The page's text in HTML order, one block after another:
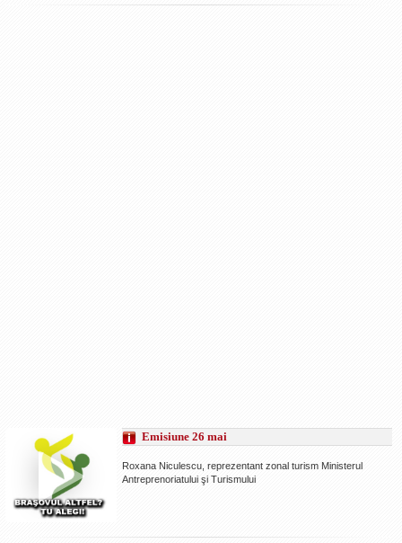
Emisiune 26 mai
Roxana Niculescu, reprezentant zonal turism Ministerul
Antreprenoriatului şi Turismului